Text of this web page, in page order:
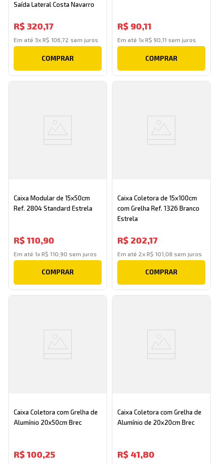
Saída Lateral Costa Navarro
R$ 320,17
Em até 3xR$ 106 ,72 sem juros
COMPRAR
R$ 90,11
Em até 1x R$ 90 11 sem juros
COMPRAR
Caixa Modular de 15x50cm
Ref. 2804 Standard Estrela
R$ 110,90
Em até 1xR$ 110 90 sem juros
COMPRAR
Caixa Coletora de 15x100cm
com Grelha Ref. 1326 Branco
Estrela
R$ 202,17
Em até 2x R$ 101 08 sem juros
COMPRAR
Caixa Coletora com Grelha de
Alumínio 20x50cm Brec
R$ 100,25
Caixa Coletora com Grelha de
Alumínio de 20x20cm Brec
R$ 41,80